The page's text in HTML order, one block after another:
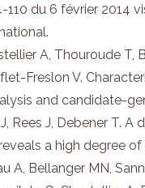
110 du 6 février 2014
A, Thouroude T,
Freslon V.
and candidate-
Rees J, Debener T.
a high degree of
A, Bellanger MN,